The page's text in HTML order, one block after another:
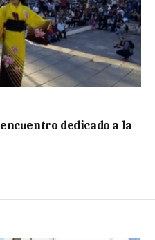
dedicado a la